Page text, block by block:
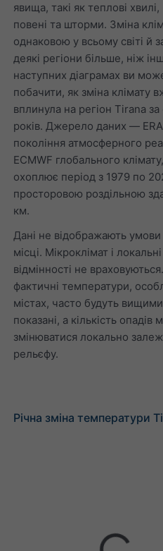
явища, такі як теплові
повені та шторми. Зміна
однаковою у всьому світі й
деякі регіони більше, ніж
наступних діаграмах ви
побачити, як зміна клімату
вплинула на регіон Tirana за
років. Джерело даних —
покоління атмосферного
ECMWF глобального
охоплює період з 1979 по
просторовою роздільною
км.
Дані не відображають
місці. Мікроклімат і локальні
відмінності не
фактичні температури,
містах, часто будуть
показані, а кількість опадів
змінюватися локально
рельєфу.
Річна зміна температури